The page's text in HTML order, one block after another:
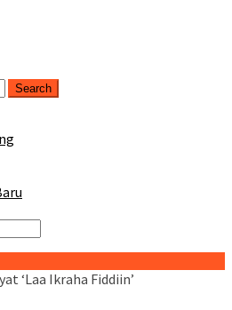
Search
‘Laa Ikraha Fiddiin’